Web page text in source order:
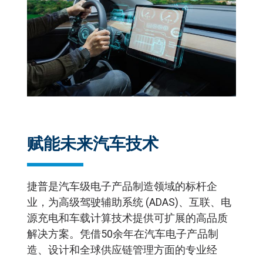
赋能未来汽车技术
捷普是汽车级电子产品制造领域的标杆企
业，为高级驾驶辅助系统 (ADAS)、互联、电
源充电和车载计算技术提供可扩展的高品质
解决方案。凭借50余年在汽车电子产品制
造、设计和全球供应链管理方面的专业经